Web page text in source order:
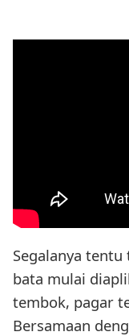
Segalanya
bata mulai
tembok, pagar
Bersamaan